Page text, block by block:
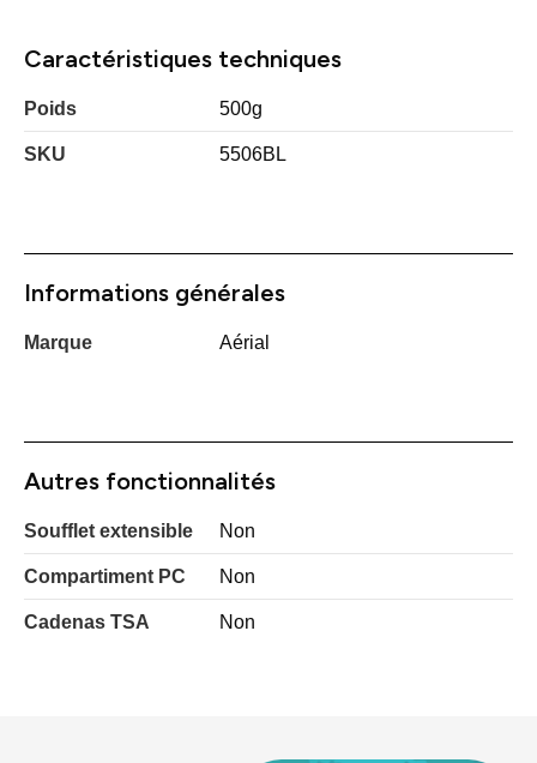
Caractéristiques techniques
Poids 500g
SKU 5506BL
Informations générales
Marque Aérial
Autres fonctionnalités
Soufflet extensible Non
Compartiment PC Non
Cadenas TSA Non